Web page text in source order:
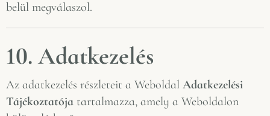
belül megválaszol.
10. Adatkezelés
Az adatkezelés részleteit a Weboldal Adatkezelési
Tájékoztatója tartalmazza, amely a Weboldalon